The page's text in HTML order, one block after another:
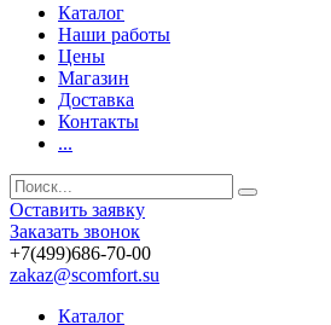
Каталог
Наши работы
Цены
Магазин
Доставка
Контакты
...
Оставить заявку
Заказать звонок
+7(499)686-70-00
zakaz@scomfort.su
Каталог